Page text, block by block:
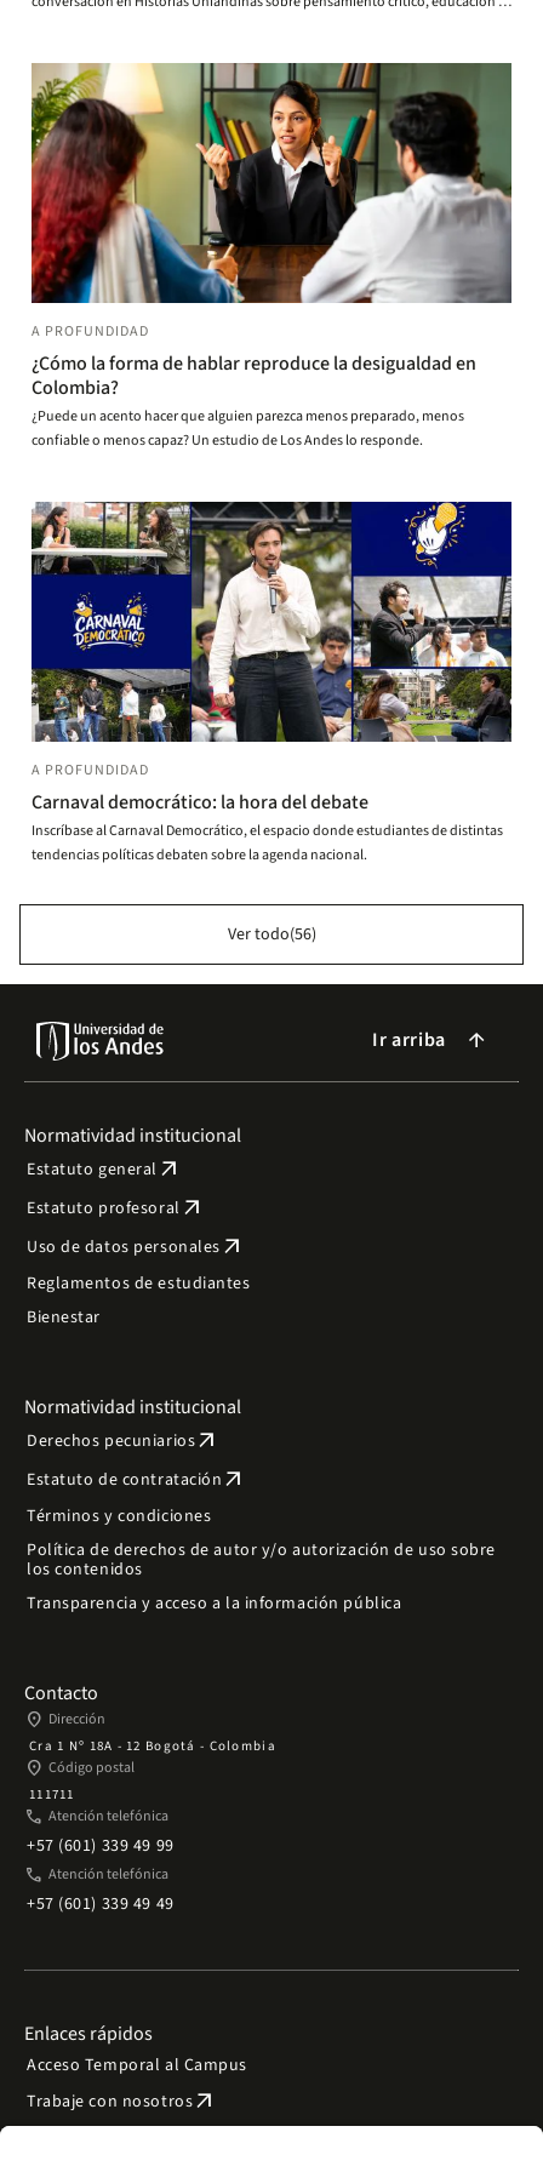
A PROFUNDIDAD
¿Cómo la forma de hablar reproduce la desigualdad en
Colombia?
¿Puede un acento hacer que alguien parezca menos preparado, menos
confiable o menos capaz? Un estudio de Los Andes lo responde.
A PROFUNDIDAD
Carnaval democrático: la hora del debate
Inscríbase al Carnaval Democrático, el espacio donde estudiantes de distintas
tendencias políticas debaten sobre la agenda nacional.
Ver todo(56)
Ir arriba arrow_forward
Normatividad institucional
Estatuto general arrow_outward
Estatuto profesoral arrow_outward
Uso de datos personales arrow_outward
Reglamentos de estudiantes
Bienestar
Normatividad institucional
Derechos pecuniariosarrow_outward
Estatuto de contratación arrow_outward
Términos y condiciones
Política de derechos de autor y/o autorización de uso sobre
los contenidos
Transparencia y acceso a la información pública
Contacto
place Dirección
Cra 1 Nº 18A - 12 Bogotá - Colombia
place Código postal
111711
phone Atención telefónica
+57 (601) 339 49 99
phone Atención telefónica
+57 (601) 339 49 49
Enlaces rápidos
Acceso Temporal al Campus
Trabaje con nosotrosarrow_outward